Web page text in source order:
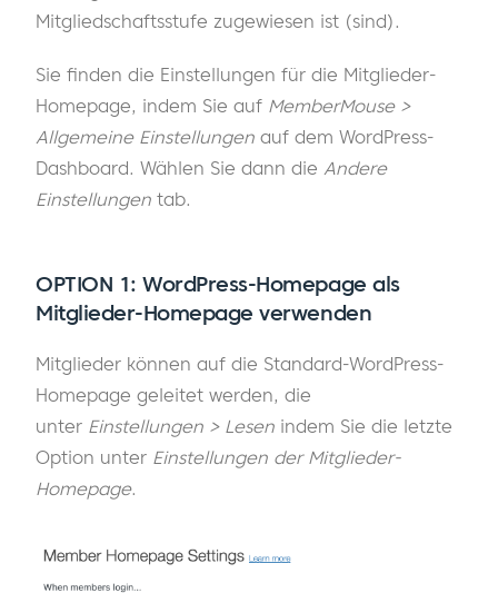
Mitgliedschaftsstufe zugewiesen ist (sind).
Sie finden die Einstellungen für die Mitglieder-
Homepage, indem Sie auf MemberMouse >
Allgemeine Einstellungen auf dem WordPress-
Dashboard. Wählen Sie dann die Andere
Einstellungen tab.
OPTION 1: WordPress-Homepage als
Mitglieder-Homepage verwenden
Mitglieder können auf die Standard-WordPress-
Homepage geleitet werden, die
unter Einstellungen > Lesen indem Sie die letzte
Option unter Einstellungen der Mitglieder-
Homepage.